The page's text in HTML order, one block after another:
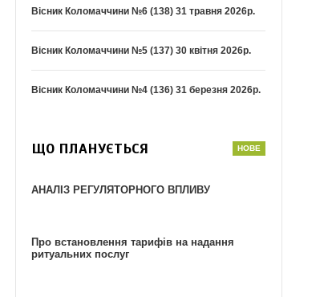
Вісник Коломаччини №6 (138) 31 травня 2026р.
Вісник Коломаччини №5 (137) 30 квітня 2026р.
Вісник Коломаччини №4 (136) 31 березня 2026р.
ЩО ПЛАНУЄТЬСЯ
АНАЛІЗ РЕГУЛЯТОРНОГО ВПЛИВУ
Про встановлення тарифів на надання
ритуальних послуг